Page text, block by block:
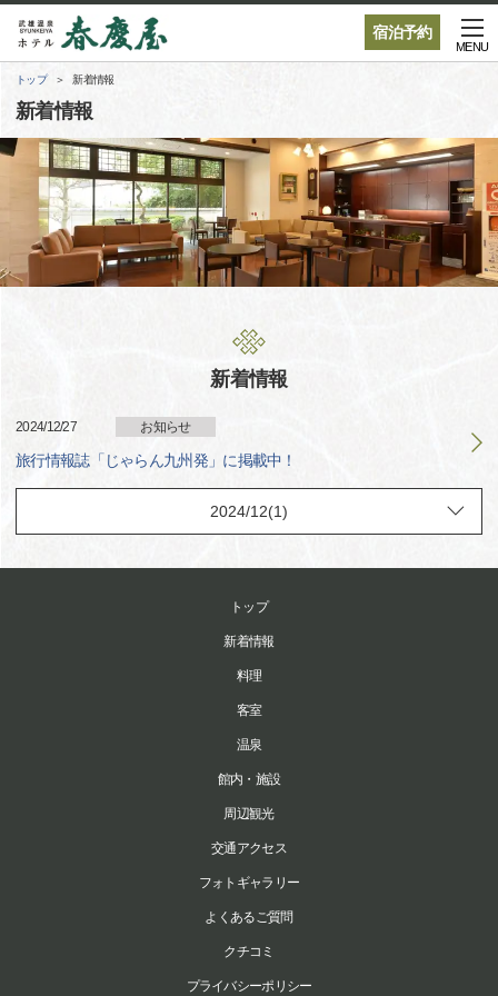
宿泊予約
MENU
トップ 新着情報
新着情報
新着情報
2024/12/27 お知らせ
旅行情報誌「じゃらん九州発」に掲載中！
トップ
新着情報
料理
客室
温泉
館内・施設
周辺観光
交通アクセス
フォトギャラリー
よくあるご質問
クチコミ
プライバシーポリシー